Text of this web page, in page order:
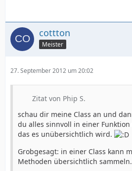
cottton
Meister
27. September 2012 um 20:02
Zitat von Phip S.
schau dir meine Class an und
du alles sinnvoll in einer
das es unübersichtlich wird.
Grobgesagt: in einer Class kann
Methoden übersichtlich sammeln.